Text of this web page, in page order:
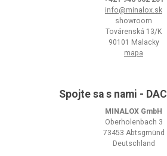
info@minalox.sk
showroom
Továrenská 13/K
90101 Malacky
mapa
Spojte sa s nami -
MINALOX GmbH
Oberholenbach 3
73453 Abtsgmünd
Deutschland